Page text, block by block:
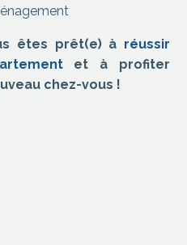
êtes prêt(e) à réussir
et à profiter
chez-vous !